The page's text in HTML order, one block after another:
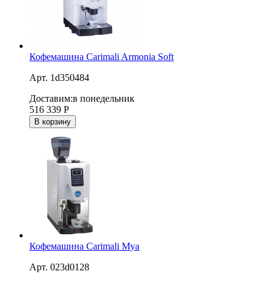
Кофемашина Carimali Armonia Soft
Арт. 1d350484
Доставим:в понедельник
516 339 Р
В корзину
Кофемашина Carimali Mya
Арт. 023d0128